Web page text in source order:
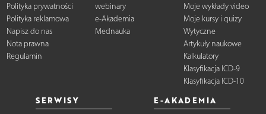
Polityka prywatności
Polityka reklamowa
Napisz do nas
Nota prawna
Regulamin
webinary
e-Akademia
Mednauka
Moje wykłady video
Moje kursy i quizy
Wytyczne
Artykuły naukowe
Kalkulatory
Klasyfikacja ICD-9
Klasyfikacja ICD-10
SERWISY E-AKADEMIA